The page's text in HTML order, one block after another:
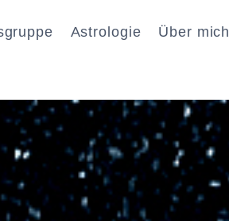
Astrologie Über mich